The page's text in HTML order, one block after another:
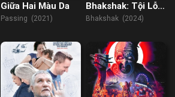
Giữa Hai Màu Da
Passing (2021)
Bhakshak: Tội Lỗi
Làm Ngơ
Bhakshak (2024)